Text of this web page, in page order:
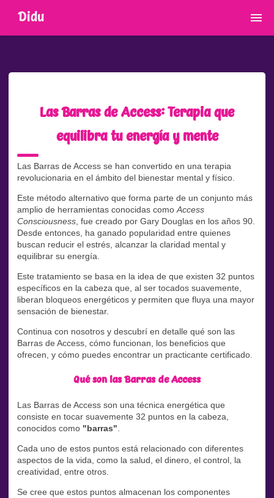
Didu
Las Barras de Access: Terapia que
equilibra tu energía y mente
Las Barras de Access se han convertido en una terapia
revolucionaria en el ámbito del bienestar mental y físico.
Este método alternativo que forma parte de un conjunto más
amplio de herramientas conocidas como Access
Consciousness , fue creado por Gary Douglas en los años 90.
Desde entonces, ha ganado popularidad entre quienes
buscan reducir el estrés, alcanzar la claridad mental y
equilibrar su energía.
Este tratamiento se basa en la idea de que existen 32 puntos
específicos en la cabeza que, al ser tocados suavemente,
liberan bloqueos energéticos y permiten que fluya una mayor
sensación de bienestar.
Continua con nosotros y descubrí en detalle qué son las
Barras de Access, cómo funcionan, los beneficios que
ofrecen, y cómo puedes encontrar un practicante certificado.
Qué son las Barras de Access
Las Barras de Access son una técnica energética que
consiste en tocar suavemente 32 puntos en la cabeza,
conocidos como "barras".
Cada uno de estos puntos está relacionado con diferentes
aspectos de la vida, como la salud, el dinero, el control, la
creatividad, entre otros.
Se cree que estos puntos almacenan los componentes